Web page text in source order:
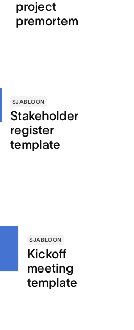
project
premortem
SJABLOON
Stakeholder
register
template
SJABLOON
Kickoff
meeting
template